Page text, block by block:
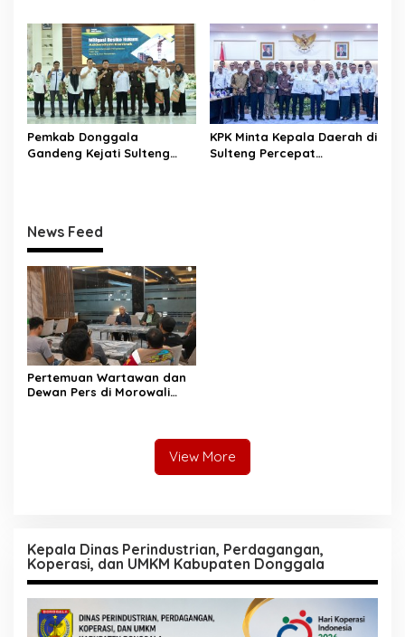
Pramuka Jadi Duta
Karakter dan Kebanggaan
Daerah
“Tak Boleh Ada Wilayah
yang Tertinggal”
Pemkab Donggala
Gandeng Kejati Sulteng
KPK Minta Kepala Daerah di
Sulteng Percepat
News Feed
Pertemuan Wartawan dan
Dewan Pers di Morowali
View More
Kepala Dinas Perindustrian, Perdagangan,
Koperasi, dan UMKM Kabupaten Donggala